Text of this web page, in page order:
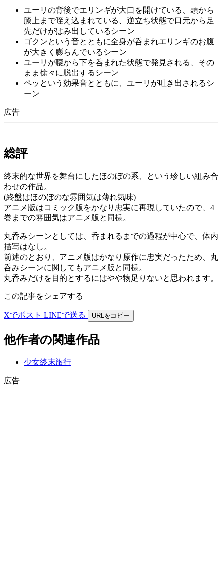
ユーリの背後でエリンギが大口を開けている、頭から
膝上まで咥え込まれている、逆立ち状態で口元から足
先だけがはみ出しているシーン
ゴクンという音とともに全身が呑まれエリンギのお腹
が大きく膨らんでいるシーン
ユーリが腰から下を呑まれた状態で発見される、その
まま徐々に脱出するシーン
ペッという効果音とともに、ユーリが吐き出されるシ
ーン
広告
総評
終末的な世界を舞台にしたほのぼの系、という珍しい組み合
わせの作品。
(終盤はほのぼのな雰囲気は薄れ気味)
アニメ版はコミック版をかなり忠実に再現していたので、4
巻までの雰囲気はアニメ版と同様。
丸呑みシーンとしては、呑まれるまでの過程が中心で、体内
描写はなし。
前述のとおり、アニメ版はかなり原作に忠実だったため、丸
呑みシーンに関してもアニメ版と同様。
丸呑みだけを目的とするにはやや物足りないと思われます。
この記事をシェアする
Xでポスト LINEで送る URLをコピー
他作者の関連作品
少女終末旅行
広告